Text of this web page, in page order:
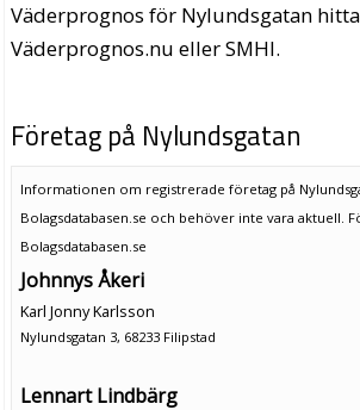
Väderprognos för Nylundsgatan
Väderprognos.nu eller SMHI.
Företag på Nylundsgatan
Informationen om registrerade företag på
Bolagsdatabasen.se och behöver inte vara aktuell.
Bolagsdatabasen.se
Johnnys Åkeri
Karl Jonny Karlsson
Nylundsgatan 3, 68233 Filipstad
Lennart Lindbärg